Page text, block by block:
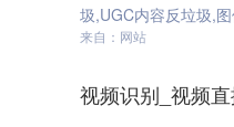
圾,UGC内容反垃圾,
来自：网站
视频识别_视频